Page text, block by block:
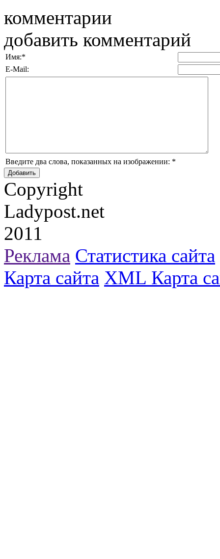
комментарии
добавить комментарий
Имя:*
E-Mail:
Введите два слова, показанных на изображении: *
Copyright
Ladypost.net
2011
Реклама Статистика сайта
Карта сайта XML Карта